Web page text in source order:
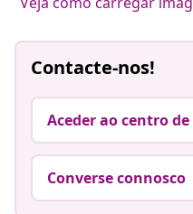
Contacte-nos!
Aceder ao centro
Converse connosco